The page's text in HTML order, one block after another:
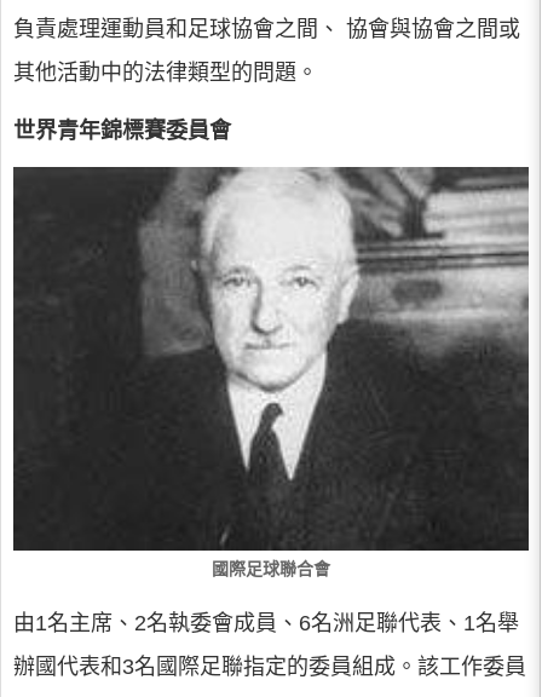
負責處理運動員和足球協會之間、 協會與協會之間或
其他活動中的法律類型的問題。
世界青年錦標賽委員會
國際足球聯合會
由1名主席、2名執委會成員、6名洲足聯代表、1名舉
辦國代表和3名國際足聯指定的委員組成。該工作委員